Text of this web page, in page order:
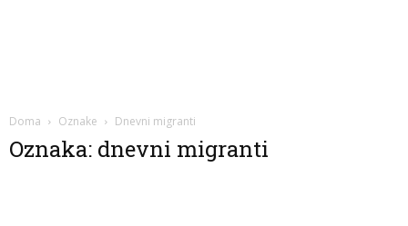
Doma Oznake Dnevni migranti
Oznaka: dnevni migranti